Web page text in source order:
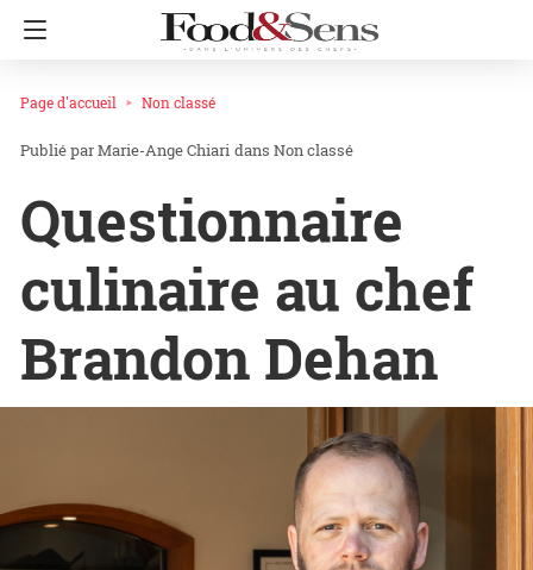
Page d'accueil Non classé
Marie-Ange Chiari dans Non classé
Questionnaire
culinaire au chef
Brandon Dehan